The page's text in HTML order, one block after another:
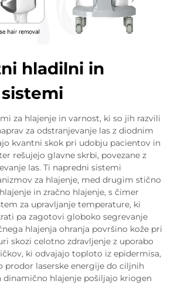
hladilni in
za hlajenje in varnost, ki so jih razvili
za odstranjevanje las z diodnim
kvantni skok pri udobju pacientov in
rešujejo glavne skrbi, povezane z
las. Ti napredni sistemi
za hlajenje, med drugim stično
in zračno hlajenje, s čimer
za upravljanje temperature, ki
pa zagotovi globoko segrevanje
hlajenja ohranja površino kože pri
skozi celotno zdravljenje z uporabo
ki odvajajo toploto iz epidermisa,
prodor laserske energije do ciljnih
dinamično hlajenje pošiljajo kriogen